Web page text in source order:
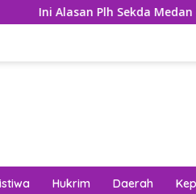
Plh Sekda Medan Sarankan
Hukrim Daerah